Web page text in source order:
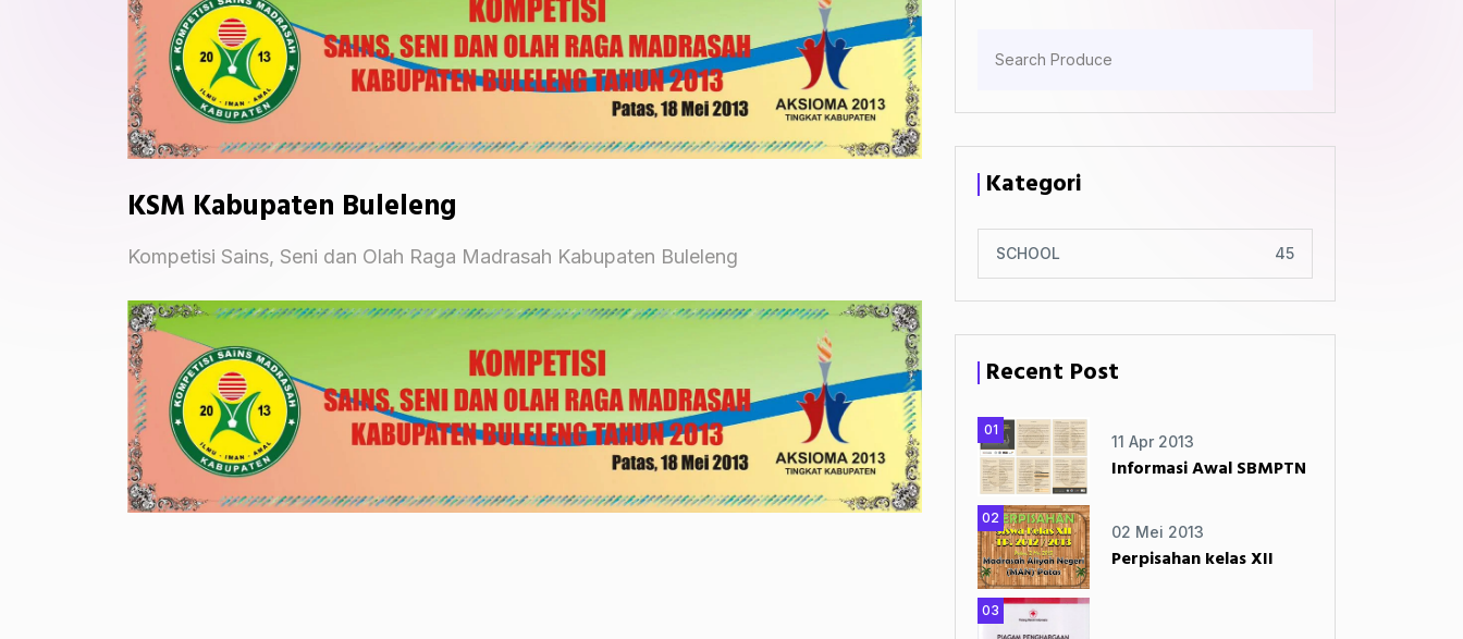
KSM Kabupaten Buleleng
Kompetisi Sains, Seni dan Olah Raga Madrasah Kabupaten Buleleng
Kategori
SCHOOL 45
Recent Post
01
11 Apr 2013
Informasi Awal SBMPTN
02
02 Mei 2013
Perpisahan kelas XII
03